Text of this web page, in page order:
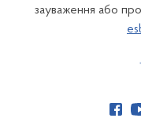
зауваження або